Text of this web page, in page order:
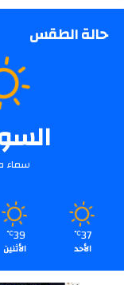
حالة الطقس
سماء
37
℃
الأحد
39
℃
الأثنين